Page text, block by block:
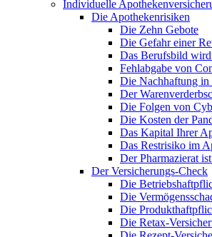
Individuelle
Die Apothekenrisiken
Die Zehn Gebote
Die Gefahr einer
Das Berufsbild
Fehlabgabe von
Die Nachhaftung
Der
Die Folgen von
Die Kosten der
Das Kapital Ihrer
Das Restrisiko im
Der Pharmazierat
Der Versicherungs-Check
Die
Die
Die
Die Retax-